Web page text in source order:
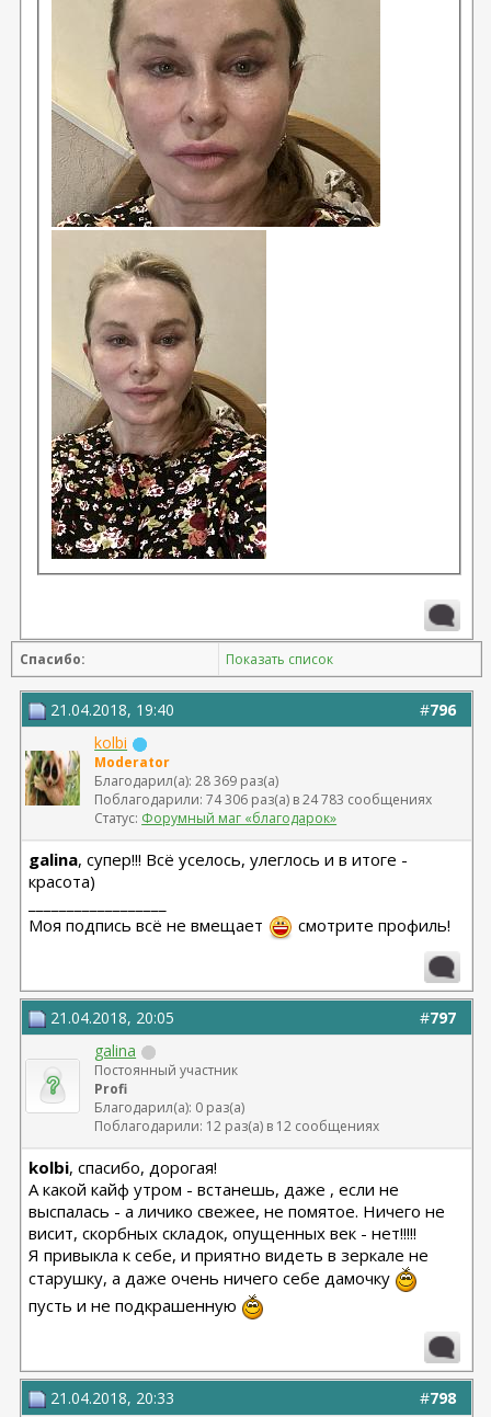
Спасибо: Показать список
#796
21.04.2018, 19:40
kolbi
Moderator
Благодарил(а): 28 369 раз(а)
Поблагодарили: 74 306 раз(а) в 24 783 сообщениях
Статус: Форумный маг «благодарок»
galina, супер!!! Всё уселось, улеглось и в итоге -
красота)
Моя подпись всё не вмещает
смотрите профиль!
#797
21.04.2018, 20:05
galina
Постоянный участник
Profi
Благодарил(а): 0 раз(а)
Поблагодарили: 12 раз(а) в 12 сообщениях
kolbi, спасибо, дорогая!
А какой кайф утром - встанешь, даже , если не
выспалась - а личико свежее, не помятое. Ничего не
висит, скорбных складок, опущенных век - нет!!!!!
Я привыкла к себе, и приятно видеть в зеркале не
старушку, а даже очень ничего себе дамочку
пусть и не подкрашенную
#798
21.04.2018, 20:33